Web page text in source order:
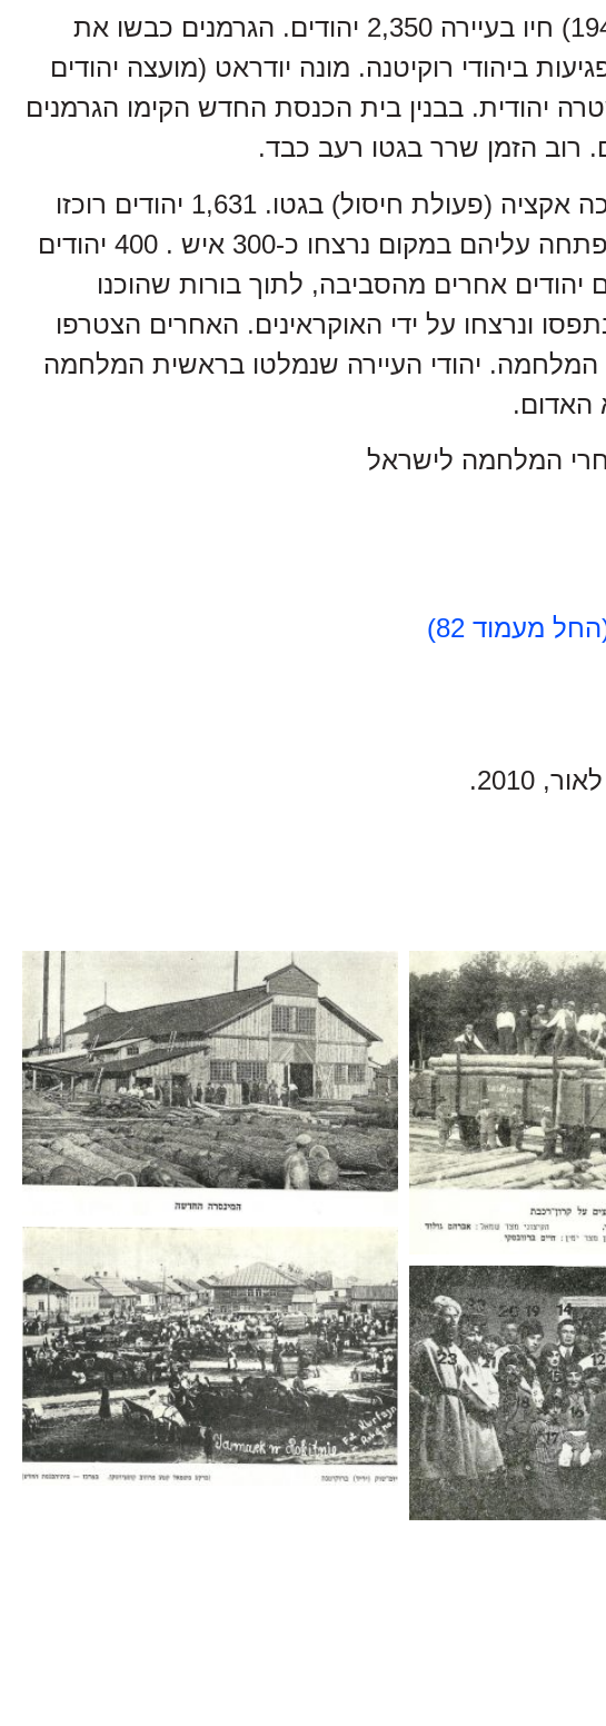
עם פרוץ מלחמת גרמניה ברית המועצות (22 ביוני 1941) חיו בעיירה 2,350 יהודים. הגרמנים כבשו את
ביהודי רוקיטנה. מונה יודראט (מועצה יהודים
הגטו ואורגנה משטרה יהודית. בבנין בית הכנסת החדש הקימו הגרמנים
רוב הזמן שרר בגטו רעב כבד.
ביום י"ג בחודש אלול תש"ב (26 באוגוסט 1942) נערכה אקציה (פעולת חיסול) בגטו. 1,631 יהודים רוכזו
בכיכר השוק מול בית הכנסת החדש. באש רובים שנפתחה עליהם במקום נרצחו כ-300 איש . 400 יהודים
יהודים אחרים מהסביבה, לתוך בורות שהוכנו
ונרצחו על ידי האוקראינים. האחרים הצטרפו
המלחמה. יהודי העיירה שנמלטו בראשית המלחמה
האדום.
המלחמה לישראל
מעמוד 82)